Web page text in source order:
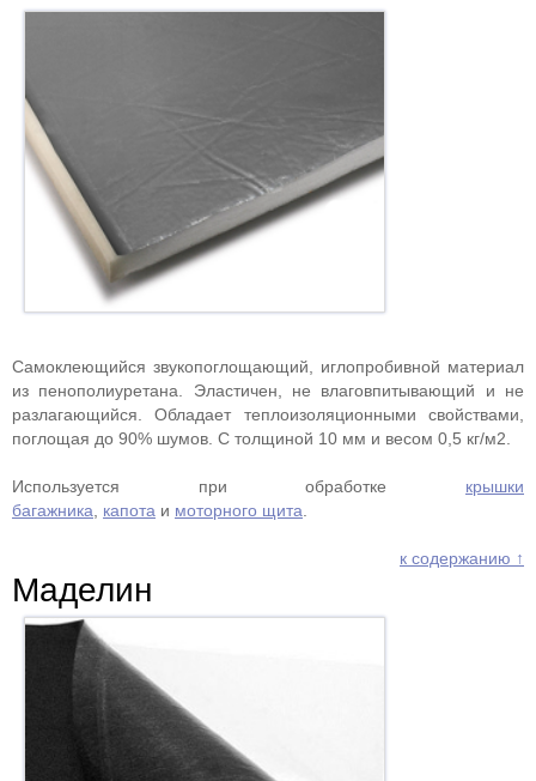
Самоклеющийся звукопоглощающий, иглопробивной материал
из пенополиуретана. Эластичен, не влаговпитывающий и не
разлагающийся. Обладает теплоизоляционными свойствами,
поглощая до 90% шумов. С толщиной 10 мм и весом 0,5 кг/м2.
Используется при обработке крышки
багажника
капота и моторного щита
к содержанию ↑
Маделин